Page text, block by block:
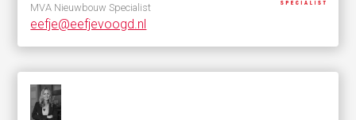
MVA Nieuwbouw Specialist
eefje@eefjevoogd.nl